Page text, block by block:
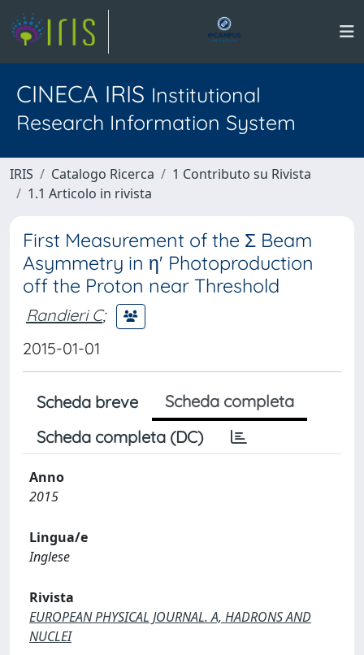
CINECA IRIS Institutional
Research Information System
IRIS Catalogo Ricerca
1 Contributo su Rivista
1.1 Articolo in rivista
First Measurement of the Σ Beam
Asymmetry in η' Photoproduction
off the Proton near Threshold
Randieri C;
2015-01-01
Scheda breve
Scheda completa
Scheda completa (DC)
Anno
2015
Lingua/e
Inglese
Rivista
EUROPEAN PHYSICAL JOURNAL. A, HADRONS AND
NUCLEI